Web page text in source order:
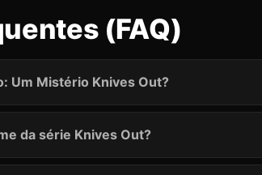
(FAQ)
Um Mistério Knives Out?
da série Knives Out?